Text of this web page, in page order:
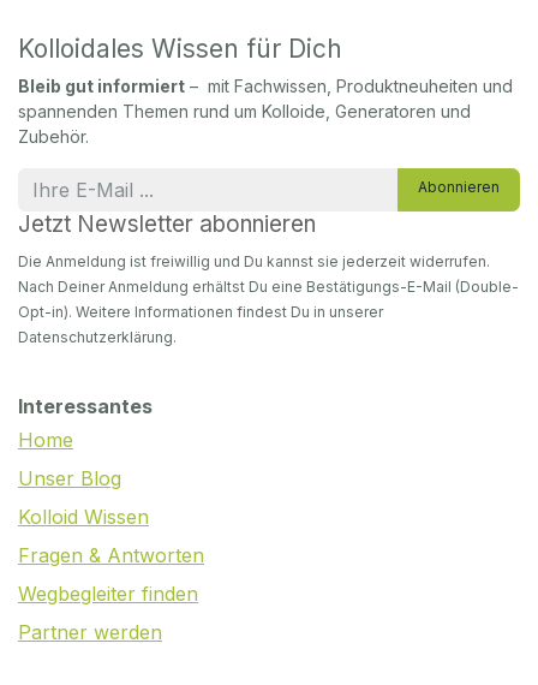
Kolloidales Wissen für Dich
Bleib gut informiert – mit Fachwissen, Produktneuheiten und
spannenden Themen rund um Kolloide, Generatoren und
Zubehör.
Abonnieren
Jetzt Newsletter abonnieren
Die Anmeldung ist freiwillig und Du kannst sie jederzeit widerrufen.
Nach Deiner Anmeldung erhältst Du eine Bestätigungs-E-Mail (Double-
Opt-in). Weitere Informationen findest Du in unserer
Datenschutzerklärung.
Interessantes
Home
Unser Blog
Kolloid Wissen
Fragen & Antworten
Wegbegleiter finden
Partner werden